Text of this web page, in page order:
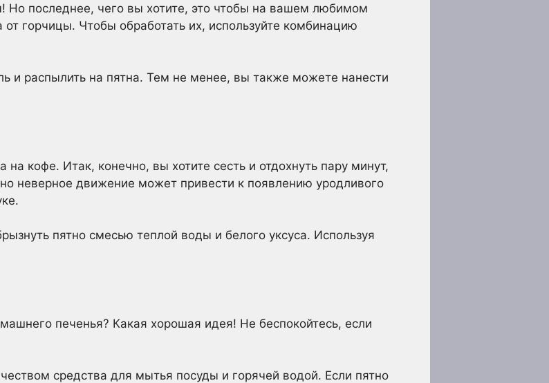
Но последнее, чего вы хотите, это чтобы на вашем любимом
горчицы. Чтобы обработать их, используйте комбинацию
и распылить на пятна. Тем не менее, вы также можете нанести
кофе. Итак, конечно, вы хотите сесть и отдохнуть пару минут,
неверное движение может привести к появлению уродливого
пятно смесью теплой воды и белого уксуса. Используя
печенья? Какая хорошая идея! Не беспокойтесь, если
средства для мытья посуды и горячей водой. Если пятно